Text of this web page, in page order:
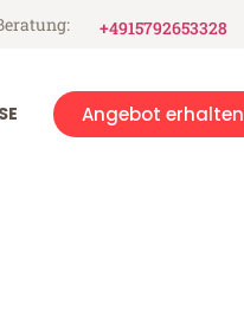
+4915792653328
Angebot erhalten